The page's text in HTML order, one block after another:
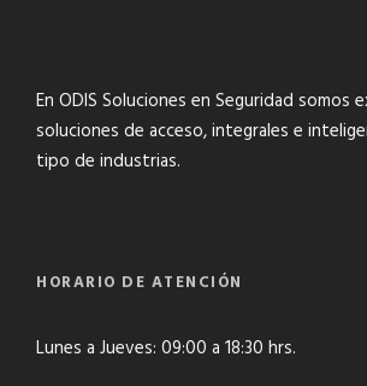
En ODIS Soluciones en Seguridad somos
soluciones de acceso, integrales e
tipo de industrias.
HORARIO DE ATENCIÓN
Lunes a Jueves: 09:00 a 18:30 hrs.